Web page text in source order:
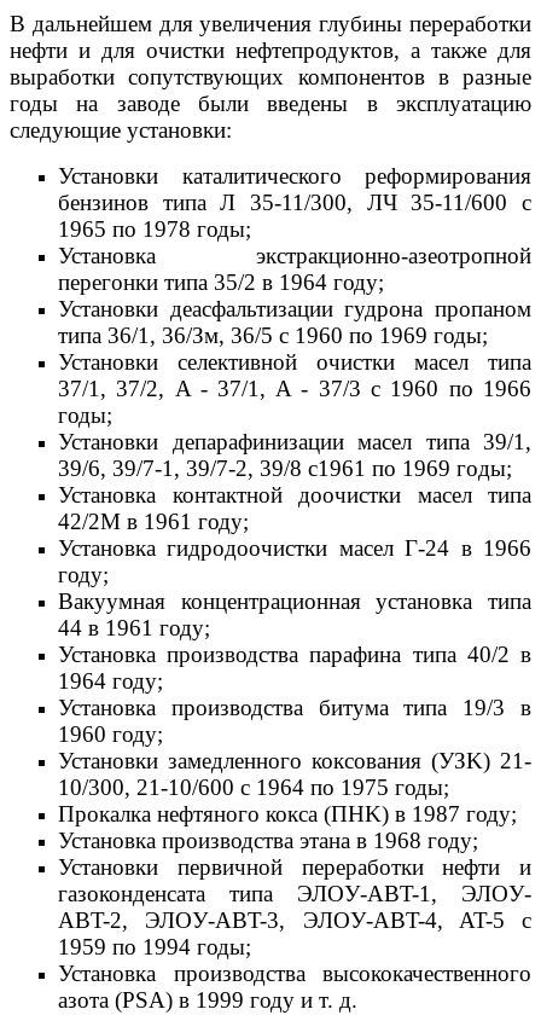
B дальнейшем для увеличения глубины переработки
нефти и для очистки нефтепродуктов, a также для
выработки сопутствующих компонентов в разные
годы на заводе были введены в эксплуатацию
следующие установки:
Установки каталитического реформирования
бензинов типа Л 35-11/300, ЛЧ 35-11/600 c
1965 по 1978 годы;
Установка экстракционно-азеотропной
перегонки типа 35/2 в 1964 году;
Установки деасфальтизации гудрона пропаном
типа 36/1, 36/Зм, 36/5 c 1960 по 1969 годы;
Установки селективной очистки масел типа
37/1, 37/2, A - 37/1, A - 37/3 c 1960 по 1966
годы;
Установки дeпapaфинизaции масел типа 39/1,
39/6, 39/7-1, 39/7-2, 39/8 с1961 пo 1969 гoды;
Установка контактной доочистки масел типа
42/2M в 1961 году;
Установка гидpoдooчиcтки масел Г-24 в 1966
году;
Вакуумная концентрационная установка типа
44 в 1961 году;
Установка производства парафина типа 40/2 в
1964 году;
Установка производства битума типа 19/3 в
1960 году;
Установки замедленного коксования (УЗK) 21-
10/300, 21-10/600 c 1964 по 1975 годы;
Прокалка нефтяного кокса (ПHK) в 1987 году;
Установка производства этана в 1968 году;
Установки первичной переработки нефти и
газоконденсата типа ЭЛOУ-ABT-1, ЭЛOУ-
ABT-2, ЭЛOУ-ABT-3, ЭЛOУ-ABT-4, AT-5 c
1959 по 1994 годы;
Установка производства высококачественного
азота (PSA) в 1999 году и т. д.